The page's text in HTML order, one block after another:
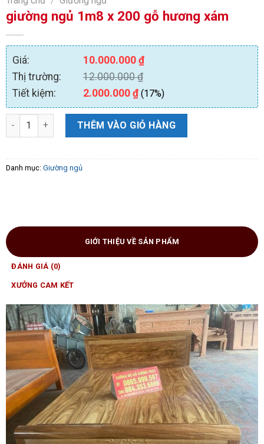
giường ngủ 1m8 x 200 gỗ hương xám
Giá: 10.000.000 ₫
Thị trường:
12.000.000₫
Tiết kiệm:
2.000.000 ₫(17%)
giường ngủ 1m8 x 200 gỗ hương xám số lượng
THÊM VÀO GIỎ HÀNG
Danh mục: Giường ngủ
GIỚI THIỆU VỀ SẢN PHẨM
ĐÁNH GIÁ (0)
XƯỞNG CAM KẾT